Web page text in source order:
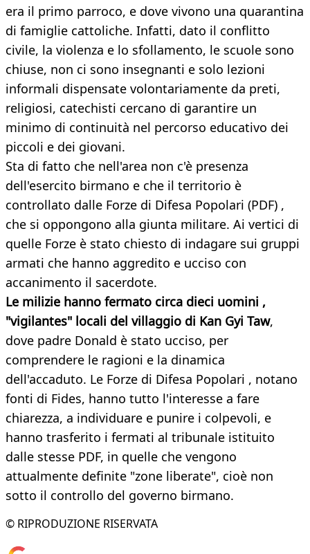
era il primo parroco, e dove vivono una quarantina
di famiglie cattoliche. Infatti, dato il conflitto
civile, la violenza e lo sfollamento, le scuole sono
chiuse, non ci sono insegnanti e solo lezioni
informali dispensate volontariamente da preti,
religiosi, catechisti cercano di garantire un
minimo di continuità nel percorso educativo dei
piccoli e dei giovani.
Sta di fatto che nell'area non c'è presenza
dell'esercito birmano e che il territorio è
controllato dalle Forze di Difesa Popolari (PDF) ,
che si oppongono alla giunta militare. Ai vertici di
quelle Forze è stato chiesto di indagare sui gruppi
armati che hanno aggredito e ucciso con
accanimento il sacerdote.
Le milizie hanno fermato circa dieci uomini ,
"vigilantes" locali del villaggio di Kan Gyi Taw,
dove padre Donald è stato ucciso, per
comprendere le ragioni e la dinamica
dell'accaduto. Le Forze di Difesa Popolari , notano
fonti di Fides, hanno tutto l'interesse a fare
chiarezza, a individuare e punire i colpevoli, e
hanno trasferito i fermati al tribunale istituito
dalle stesse PDF, in quelle che vengono
attualmente definite "zone liberate", cioè non
sotto il controllo del governo birmano.
© RIPRODUZIONE RISERVATA